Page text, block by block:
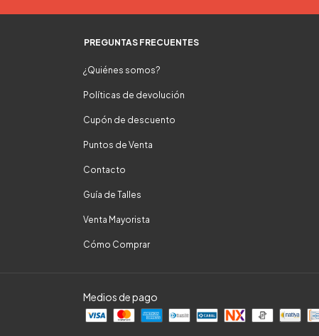
PREGUNTAS FRECUENTES
¿Quiénes somos?
Políticas de devolución
Cupón de descuento
Puntos de Venta
Contacto
Guía de Talles
Venta Mayorista
Cómo Comprar
Medios de pago